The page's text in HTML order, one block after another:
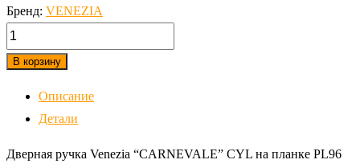
Бренд: VENEZIA
количество,
Дверная
Venezia
"CARNEVALE"
В корзину
Описание
Детали
Дверная ручка Venezia “CARNEVALE” CYL на планке PL96